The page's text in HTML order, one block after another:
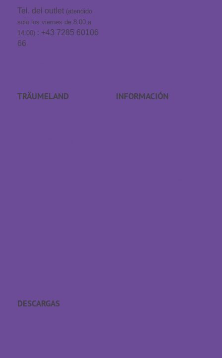
Tel. del outlet (atendido
solo los viernes de 8:00 a
14:00) : +43 7285 60106
66
TRÄUMELAND INFORMACIÓN
DESCARGAS